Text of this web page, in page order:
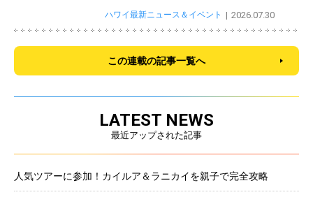
ハワイ最新ニュース＆イベント 2026.07.30
この連載の記事一覧へ
LATEST NEWS
最近アップされた記事
人気ツアーに参加！カイルア＆ラニカイを親子で完全攻略